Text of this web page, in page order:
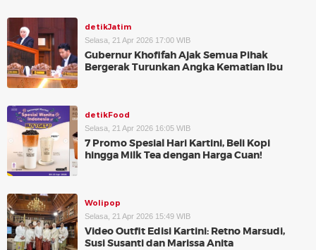
detikJatim
Selasa, 21 Apr 2026 17:00 WIB
Gubernur Khofifah Ajak Semua Pihak
Bergerak Turunkan Angka Kematian Ibu
detikFood
Selasa, 21 Apr 2026 16:05 WIB
7 Promo Spesial Hari Kartini, Beli Kopi
hingga Milk Tea dengan Harga Cuan!
Wolipop
Selasa, 21 Apr 2026 15:49 WIB
Video Outfit Edisi Kartini: Retno Marsudi,
Susi Susanti dan Marissa Anita